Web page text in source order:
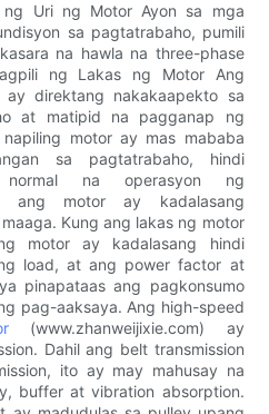
Uri ng Motor Ayon sa mga
sa pagtatrabaho, pumili
na hawla na three-phase
ng Lakas ng Motor Ang
direktang nakakaapekto sa
at matipid na pagganap ng
motor ay mas mababa
sa pagtatrabaho, hindi
normal na operasyon ng
ang motor ay kadalasang
Kung ang lakas ng motor
motor ay kadalasang hindi
load, at ang power factor at
pinapataas ang pagkonsumo
pag-aaksaya. Ang high-speed
(www.zhanweijixie.com) ay
Dahil ang belt transmission
ito ay may mahusay na
buffer at vibration absorption.